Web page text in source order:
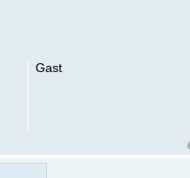
Gast